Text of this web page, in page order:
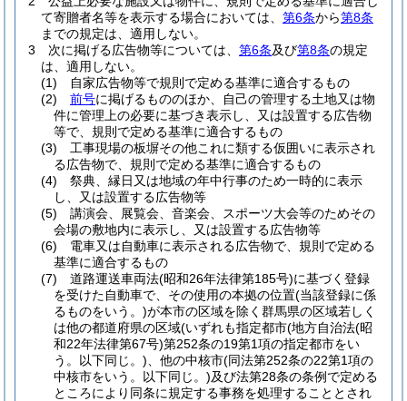
て寄贈者名等を表示する場合においては、 第6条から第8条
までの規定は、適用しない。
3
次に掲げる広告物等については、 第6条及び第8条の規定
は、適用しない。
(1)
自家広告物等で規則で定める基準に適合するもの
(2)
前号に掲げるもののほか、自己の管理する土地又は物
件に管理上の必要に基づき表示し、又は設置する広告物
等で、規則で定める基準に適合するもの
(3)
工事現場の板塀その他これに類する仮囲いに表示され
る広告物で、規則で定める基準に適合するもの
(4)
祭典、縁日又は地域の年中行事のため一時的に表示
し、又は設置する広告物等
(5)
講演会、展覧会、音楽会、スポーツ大会等のためその
会場の敷地内に表示し、又は設置する広告物等
(6)
電車又は自動車に表示される広告物で、規則で定める
基準に適合するもの
(7)
道路運送車両法(昭和26年法律第185号)に基づく登録
を受けた自動車で、その使用の本拠の位置(当該登録に係
るものをいう。)が本市の区域を除く群馬県の区域若しく
は他の都道府県の区域(いずれも指定都市(地方自治法(昭
和22年法律第67号)第252条の19第1項の指定都市をい
う。以下同じ。) 、他の中核市(同法第252条の22第1項の
中核市をいう。以下同じ。)及び法第28条の条例で定める
ところにより同条に規定する事務を処理することとされ